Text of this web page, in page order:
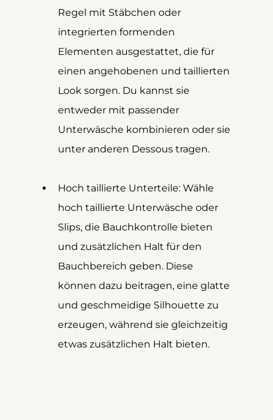
Regel mit Stäbchen oder
integrierten formenden
Elementen ausgestattet, die für
einen angehobenen und taillierten
Look sorgen. Du kannst sie
entweder mit passender
Unterwäsche kombinieren oder sie
unter anderen Dessous tragen.
Hoch taillierte Unterteile: Wähle
hoch taillierte Unterwäsche oder
Slips, die Bauchkontrolle bieten
und zusätzlichen Halt für den
Bauchbereich geben. Diese
können dazu beitragen, eine glatte
und geschmeidige Silhouette zu
erzeugen, während sie gleichzeitig
etwas zusätzlichen Halt bieten.